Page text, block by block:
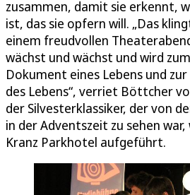
zusammen, damit sie erkennt,
ist, das sie opfern will. „Das
einem freudvollen
wächst und wächst und wird
Dokument eines Lebens und
des Lebens“, verriet Böttcher
der Silvesterklassiker, der von
in der Adventszeit zu sehen
Kranz Parkhotel aufgeführt.